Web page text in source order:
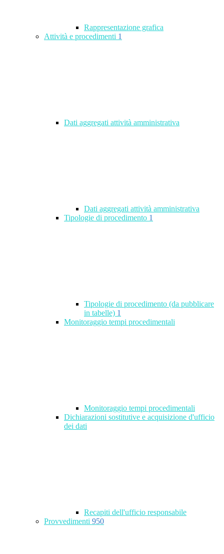
Rappresentazione grafica
Attività e procedimenti 1
Dati aggregati attività amministrativa
Dati aggregati attività amministrativa
Tipologie di procedimento 1
Tipologie di procedimento (da pubblicare
in tabelle) 1
Monitoraggio tempi procedimentali
Monitoraggio tempi procedimentali
Dichiarazioni sostitutive e acquisizione d'ufficio
dei dati
Recapiti dell'ufficio responsabile
Provvedimenti 950